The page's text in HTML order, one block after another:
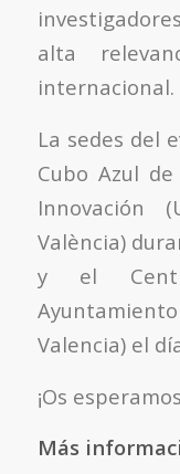
alta
internacional.
La sedes del
Cubo Azul
Innovación
València)
y el
Ayuntamiento
Valencia) el
¡Os
Más